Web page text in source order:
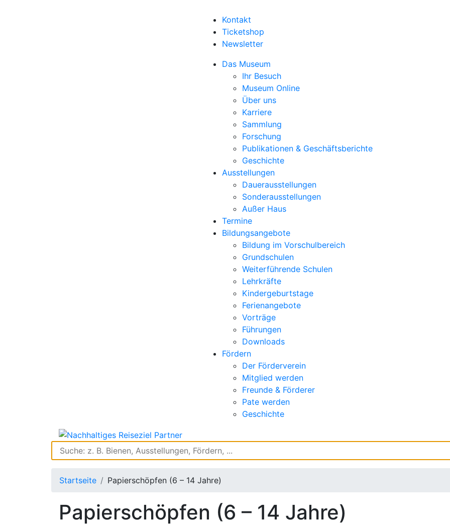
Kontakt
Ticketshop
Newsletter
Das Museum
Ihr Besuch
Museum Online
Über uns
Karriere
Sammlung
Forschung
Publikationen & Geschäftsberichte
Geschichte
Ausstellungen
Dauerausstellungen
Sonderausstellungen
Außer Haus
Termine
Bildungsangebote
Bildung im Vorschulbereich
Grundschulen
Weiterführende Schulen
Lehrkräfte
Kindergeburtstage
Ferienangebote
Vorträge
Führungen
Downloads
Fördern
Der Förderverein
Mitglied werden
Freunde & Förderer
Pate werden
Geschichte
Startseite Papierschöpfen (6 – 14 Jahre)
Papierschöpfen (6 – 14 Jahre)